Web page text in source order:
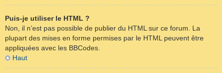
Puis-je utiliser le HTML ?
Non, il n’est pas possible de publier du HTML sur ce forum. La
plupart des mises en forme permises par le HTML peuvent être
appliquées avec les BBCodes.
Haut